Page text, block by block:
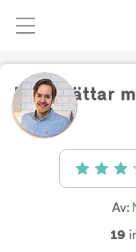
Majsplättar
Betyg: 3.1
Av:
19